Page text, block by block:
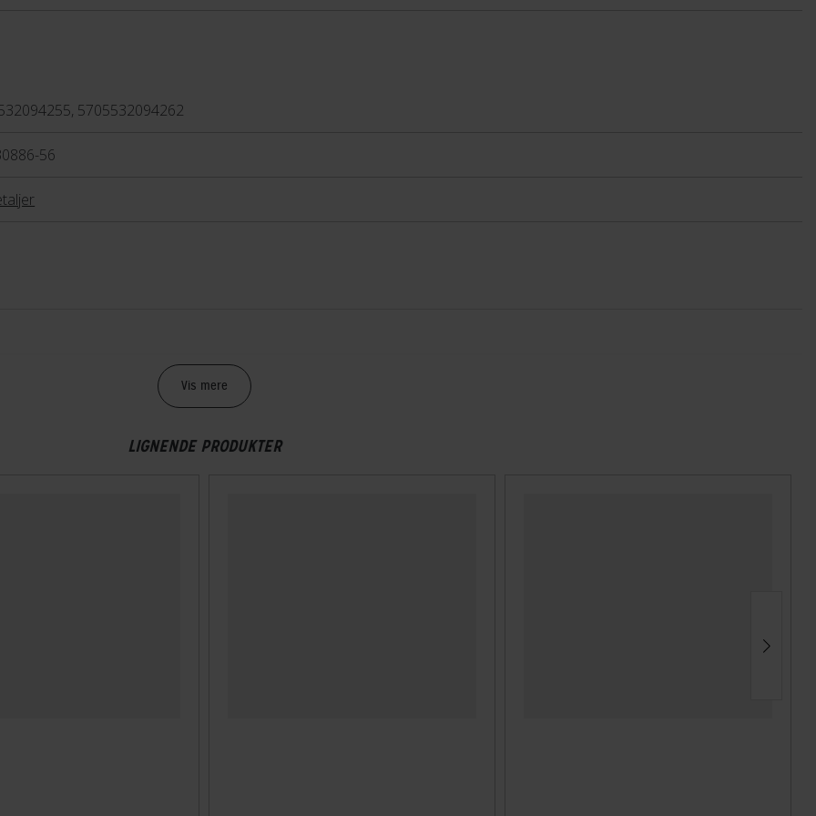
5705532094262
56
Vis mere
LIGNENDE PRODUKTER